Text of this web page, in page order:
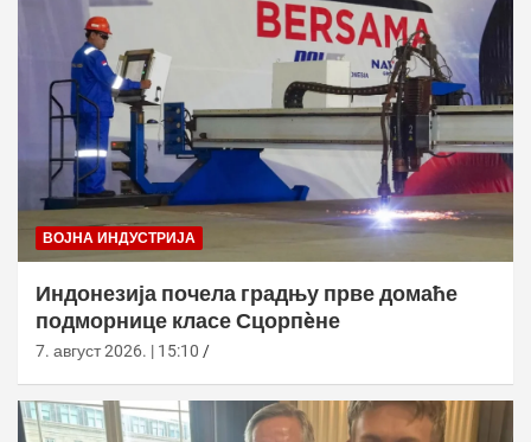
ВОЈНА ИНДУСТРИЈА
Индонезија почела градњу прве домаће
подморнице класе Сцорпèне
7. август 2026. | 15:10